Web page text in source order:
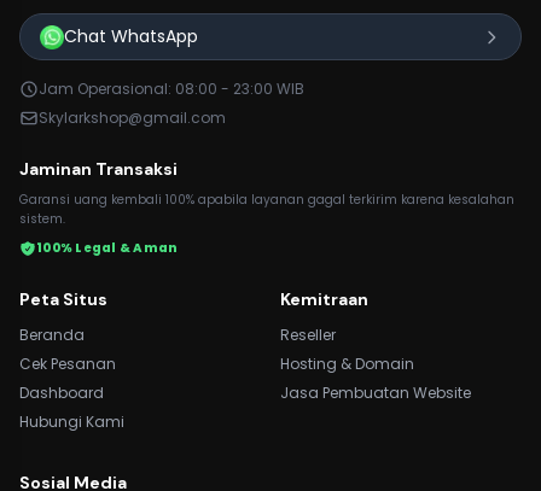
Chat WhatsApp
Jam Operasional: 08:00 - 23:00 WIB
Skylarkshop@gmail.com
Jaminan Transaksi
Garansi uang kembali 100% apabila layanan gagal terkirim karena kesalahan
sistem.
100% Legal & Aman
Peta Situs
Beranda
Cek Pesanan
Dashboard
Hubungi Kami
Kemitraan
Reseller
Hosting & Domain
Jasa Pembuatan Website
Sosial Media